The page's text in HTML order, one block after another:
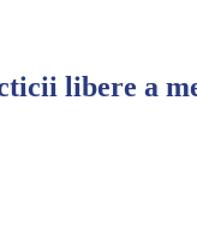
libere a